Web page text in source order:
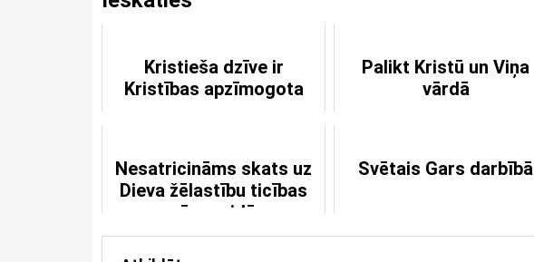
Kristieša dzīve ir
Kristības apzīmogota
Palikt Kristū un Viņa
vārdā
Nesatricināms skats uz
Dieva žēlastību ticības
cīņas vidū
Svētais Gars darbībā